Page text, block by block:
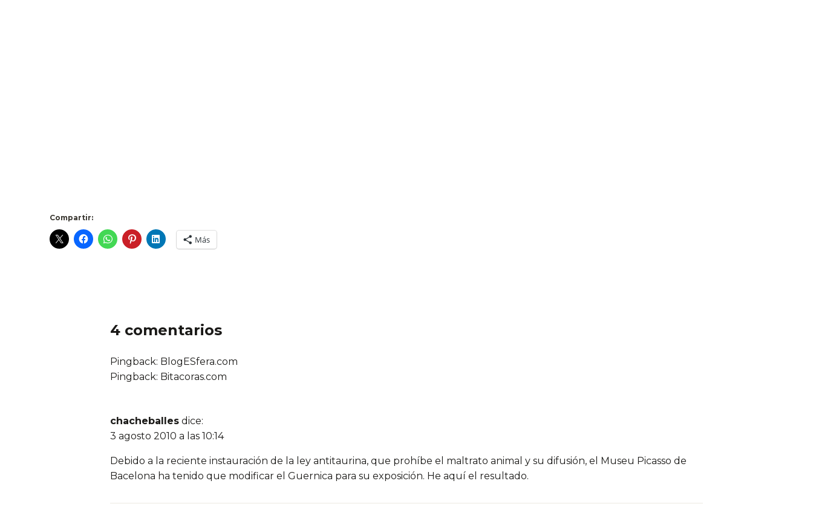
Compartir:
Más
4 comentarios
Pingback: BlogESfera.com
Pingback: Bitacoras.com
chacheballes dice:
3 agosto 2010 a las 10:14
Debido a la reciente instauración de la ley antitaurina, que prohíbe el maltrato animal y su difusión, el Museu Picasso de
Bacelona ha tenido que modificar el Guernica para su exposición. He aquí el resultado.